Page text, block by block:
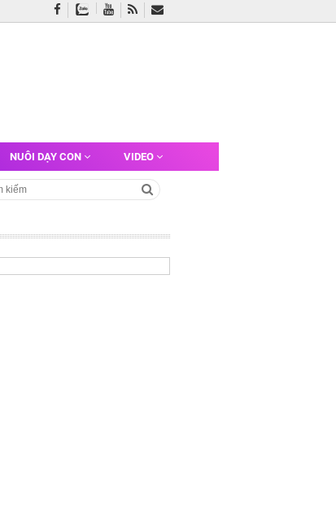
NUÔI DẠY CON VIDEO